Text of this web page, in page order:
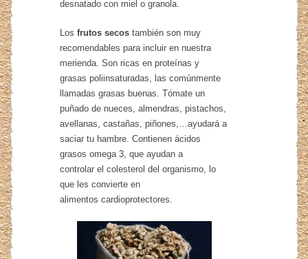
desnatado con miel o granola.
Losfrutos secos también son muy
recomendables para incluir en nuestra
merienda. Son ricas en proteínas y
grasas poliinsaturadas, las comúnmente
llamadas grasas buenas. Tómate un
puñado de nueces, almendras, pistachos,
avellanas, castañas, piñones,…ayudará a
saciar tu hambre. Contienen ácidos
grasos omega 3, que ayudan a
controlar el colesterol del organismo, lo
que les convierte en
alimentos cardioprotectores.